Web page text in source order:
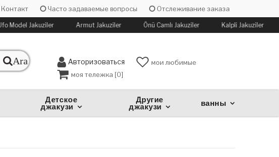
Контакт Часто задаваемые вопросы Отслеживание заказа
Model Jakuziler Armut Jakuziler Önü Camlı Jakuziler Kalpli Jakuziler
Ara Авторизоваться
мои любимые
моя тележка [0]
Детское
джакузи
Другие
джакузи
ванны